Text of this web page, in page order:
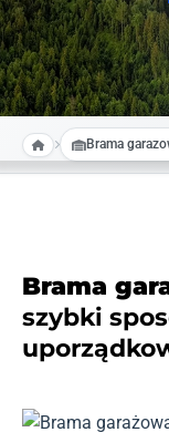
Brama
szybki